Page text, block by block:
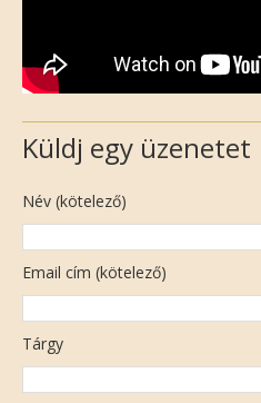
Küldj egy üzenetet
Név (kötelező)
Email cím (kötelező)
Tárgy